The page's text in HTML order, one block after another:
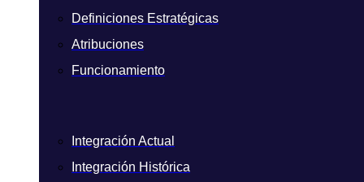
Definiciones Estratégicas
Atribuciones
Funcionamiento
Integración Actual
Integración Histórica